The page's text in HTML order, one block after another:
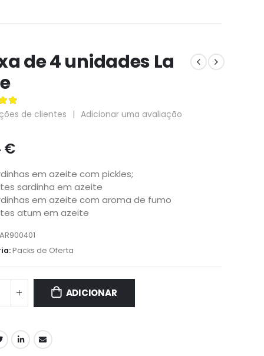
de 4 unidades La
de clientes | Adicionar uma avaliação
€
em azeite com pickles;
sardinha em azeite
em azeite com aroma de fumo
atum em azeite
Packs de Oferta
ADICIONAR